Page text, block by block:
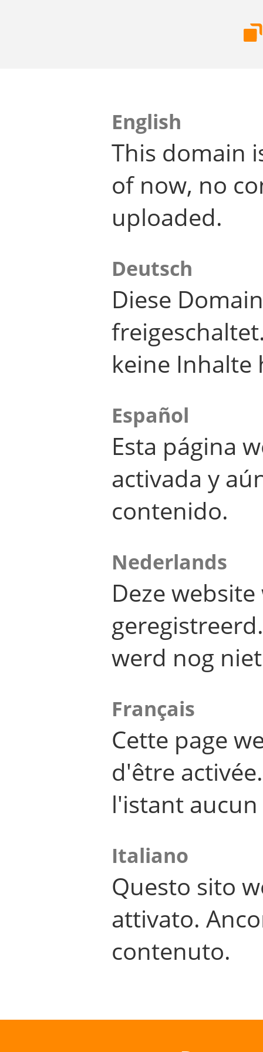
English
This domain
of now, no
uploaded.
Deutsch
Diese
keine Inhalte
Español
Esta página
activada y
contenido.
Nederlands
Deze
werd nog
Français
Cette page
d'être
l'istant
Italiano
Questo sito
attivato.
contenuto.